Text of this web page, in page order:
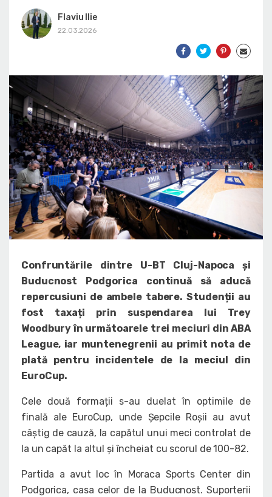
Flaviu Ilie
22.03.2026
Confruntările dintre U-BT Cluj-Napoca și
Buducnost Podgorica continuă să aducă
repercusiuni de ambele tabere. Studenții au
fost taxați prin suspendarea lui Trey
Woodbury în următoarele trei meciuri din ABA
League, iar muntenegrenii au primit nota de
plată pentru incidentele de la meciul din
EuroCup.
Cele două formații s-au duelat în optimile de
finală ale EuroCup, unde Șepcile Roșii au avut
câștig de cauză, la capătul unui meci controlat de
la un capăt la altul și încheiat cu scorul de 100-82.
Partida a avut loc în Moraca Sports Center din
Podgorica, casa celor de la Buducnost. Suporterii